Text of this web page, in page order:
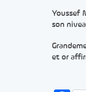
Youssef
son
et or